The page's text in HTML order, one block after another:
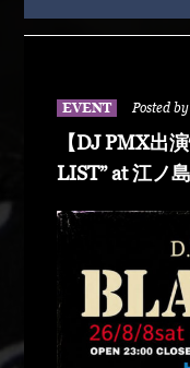
EVENT Posted
【DJ PMX出
LIST” at 江ノ